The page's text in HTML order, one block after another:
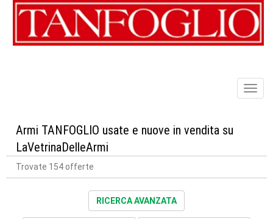
Armi TANFOGLIO usate e nuove in vendita su
LaVetrinaDelleArmi
Trovate 154 offerte
RICERCA AVANZATA